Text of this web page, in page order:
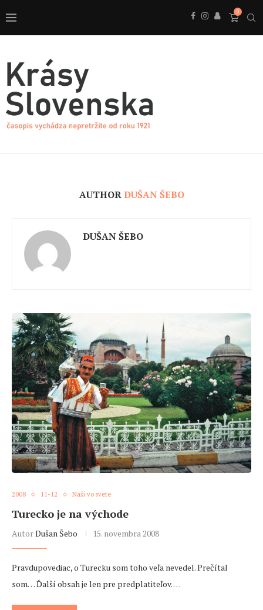
0
AUTHORDUŠAN ŠEBO
DUŠAN ŠEBO
2008 11-12 Naši vo svete
Turecko je na východe
AutorDušan Šebo 15. novembra 2008
Pravdupovediac, o Turecku som toho veľa nevedel. Prečítal
som… Ďalší obsah je len pre predplatiteľov. …